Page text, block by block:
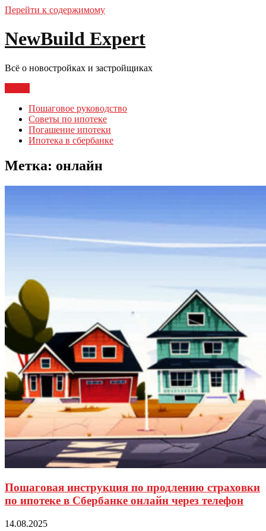
Перейти к содержимому
NewBuild Expert
Всё о новостройках и застройщиках
Пошаговое руководство
Советы по ипотеке
Погашение ипотеки
Ипотека в сбербанке
Метка: онлайн
Пошаговая инструкция по продлению страховки
по ипотеке в Сбербанке онлайн через телефон
14.08.2025